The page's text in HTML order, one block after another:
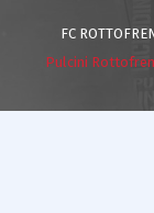
FC
Pulcini